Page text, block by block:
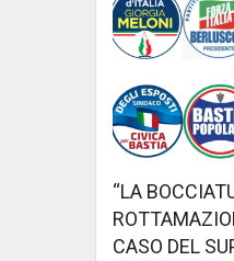
“LA
CASO DEL